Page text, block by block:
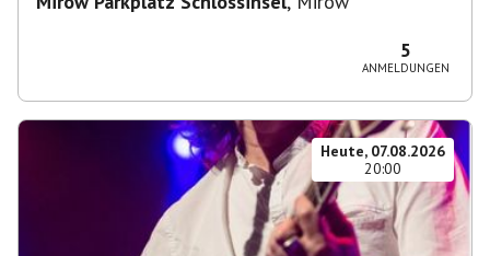
5
ANMELDUNGEN
Heute, 07.08.2026
20:00